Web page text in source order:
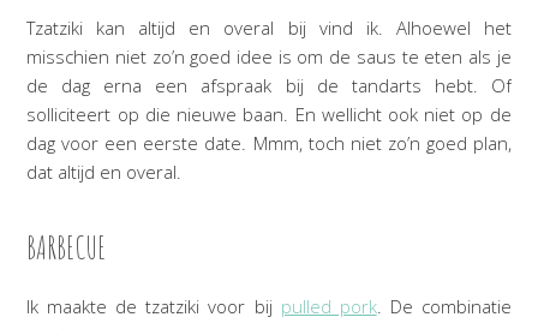
Tzatziki kan altijd en overal bij vind ik. Alhoewel het
misschien niet zo’n goed idee is om de saus te eten als je
de dag erna een afspraak bij de tandarts hebt. Of
solliciteert op die nieuwe baan. En wellicht ook niet op de
dag voor een eerste date. Mmm, toch niet zo’n goed plan,
dat altijd en overal.
BARBECUE
Ik maakte de tzatziki voor bij pulled pork. De combinatie